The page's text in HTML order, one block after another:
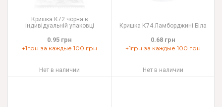
Кришка К72 чорна в
індивідуальній упаковці
0.95 грн
+1грн за каждые 100 грн
Нет в наличии
Кришка К74 Ламборджині Біла
0.68 грн
+1грн за каждые 100 грн
Нет в наличии